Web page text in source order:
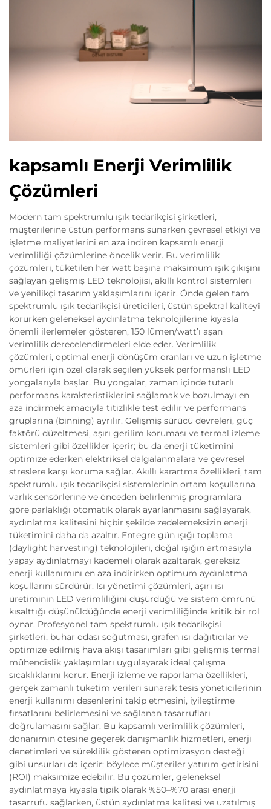
kapsamlı Enerji Verimlilik
Çözümleri
Modern tam spektrumlu ışık tedarikçisi şirketleri,
müşterilerine üstün performans sunarken çevresel etkiyi ve
işletme maliyetlerini en aza indiren kapsamlı enerji
verimliliği çözümlerine öncelik verir. Bu verimlilik
çözümleri, tüketilen her watt başına maksimum ışık çıkışını
sağlayan gelişmiş LED teknolojisi, akıllı kontrol sistemleri
ve yenilikçi tasarım yaklaşımlarını içerir. Önde gelen tam
spektrumlu ışık tedarikçisi üreticileri, üstün spektral kaliteyi
korurken geleneksel aydınlatma teknolojilerine kıyasla
önemli ilerlemeler gösteren, 150 lümen/watt’ı aşan
verimlilik derecelendirmeleri elde eder. Verimlilik
çözümleri, optimal enerji dönüşüm oranları ve uzun işletme
ömürleri için özel olarak seçilen yüksek performanslı LED
yongalarıyla başlar. Bu yongalar, zaman içinde tutarlı
performans karakteristiklerini sağlamak ve bozulmayı en
aza indirmek amacıyla titizlikle test edilir ve performans
gruplarına (binning) ayrılır. Gelişmiş sürücü devreleri, güç
faktörü düzeltmesi, aşırı gerilim koruması ve termal izleme
sistemleri gibi özellikler içerir; bu da enerji tüketimini
optimize ederken elektriksel dalgalanmalara ve çevresel
streslere karşı koruma sağlar. Akıllı karartma özellikleri, tam
spektrumlu ışık tedarikçisi sistemlerinin ortam koşullarına,
varlık sensörlerine ve önceden belirlenmiş programlara
göre parlaklığı otomatik olarak ayarlanmasını sağlayarak,
aydınlatma kalitesini hiçbir şekilde zedelemeksizin enerji
tüketimini daha da azaltır. Entegre gün ışığı toplama
(daylight harvesting) teknolojileri, doğal ışığın artmasıyla
yapay aydınlatmayı kademeli olarak azaltarak, gereksiz
enerji kullanımını en aza indirirken optimum aydınlatma
koşullarını sürdürür. Isı yönetimi çözümleri, aşırı ısı
üretiminin LED verimliliğini düşürdüğü ve sistem ömrünü
kısalttığı düşünüldüğünde enerji verimliliğinde kritik bir rol
oynar. Profesyonel tam spektrumlu ışık tedarikçisi
şirketleri, buhar odası soğutması, grafen ısı dağıtıcılar ve
optimize edilmiş hava akışı tasarımları gibi gelişmiş termal
mühendislik yaklaşımları uygulayarak ideal çalışma
sıcaklıklarını korur. Enerji izleme ve raporlama özellikleri,
gerçek zamanlı tüketim verileri sunarak tesis yöneticilerinin
enerji kullanımı desenlerini takip etmesini, iyileştirme
fırsatlarını belirlemesini ve sağlanan tasarrufları
doğrulamasını sağlar. Bu kapsamlı verimlilik çözümleri,
donanımın ötesine geçerek danışmanlık hizmetleri, enerji
denetimleri ve süreklilik gösteren optimizasyon desteği
gibi unsurları da içerir; böylece müşteriler yatırım getirisini
(ROI) maksimize edebilir. Bu çözümler, geleneksel
aydınlatmaya kıyasla tipik olarak %50–%70 arası enerji
tasarrufu sağlarken, üstün aydınlatma kalitesi ve uzatılmış